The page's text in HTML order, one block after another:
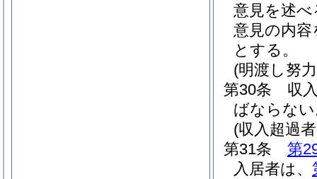
意見を述
意見の内
とする。
(明渡し努
第30条
収
ばならな
(収入超過
第31条
第
入居者は、